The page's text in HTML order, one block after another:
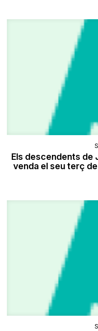
Els descendents de
venda el seu terç